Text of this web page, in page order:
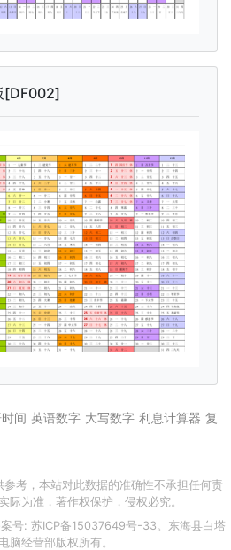
[DF002]
间 英语数字 大写数字 利息计算器 复
考，本站对此数据的准确性不承担任何责
际为准，著作权保护，侵权必究。
号: 苏ICP备15037649号-33 。东海县白塔
脑经营部版权所有。